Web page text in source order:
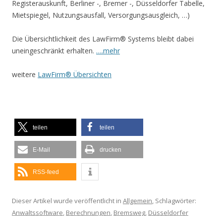
Registerauskunft, Berliner -, Bremer -, Düsseldorfer Tabelle,
Mietspiegel, Nutzungsausfall, Versorgungsausgleich, …)
Die Übersichtlichkeit des LawFirm® Systems bleibt dabei
uneingeschränkt erhalten. ….mehr
weitere LawFirm® Übersichten
teilen teilen
E-Mail drucken
RSS-feed
Dieser Artikel wurde veröffentlicht in Allgemein, Schlagwörter:
Anwaltssoftware, Berechnungen, Bremsweg, Düsseldorfer